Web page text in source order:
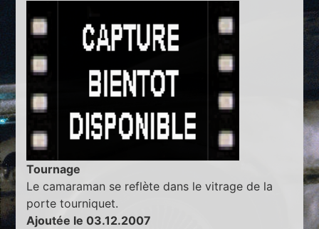
Tournage
Le camaraman se reflète dans le vitrage de la
porte tourniquet.
Ajoutée le 03.12.2007